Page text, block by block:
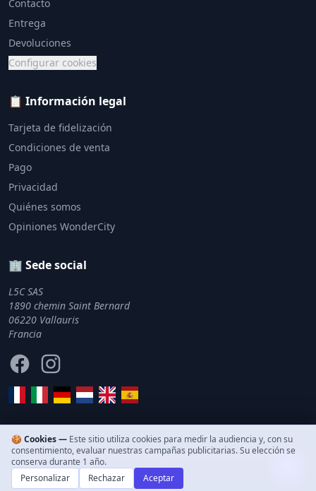
Contacto
Entrega
Devoluciones
Configurar cookies
📋 Información legal
Tarjeta de fidelización
Condiciones de venta
Pago
Privacidad
Quiénes somos
Opiniones WonderCity
🏢 Sede social
L5C SAS
1890 chemin Saint Bernard
06220 Vallauris
Francia
FacebookInstagram
© 2011–2026 WonderCity. Todos los derechos reservados.
🍪 Cookies — Este sitio utiliza cookies para medir la audiencia y, con su
consentimiento, evaluar nuestras campañas publicitarias. Su elección se
conserva durante 1 año.
Personalizar
Rechazar Aceptar